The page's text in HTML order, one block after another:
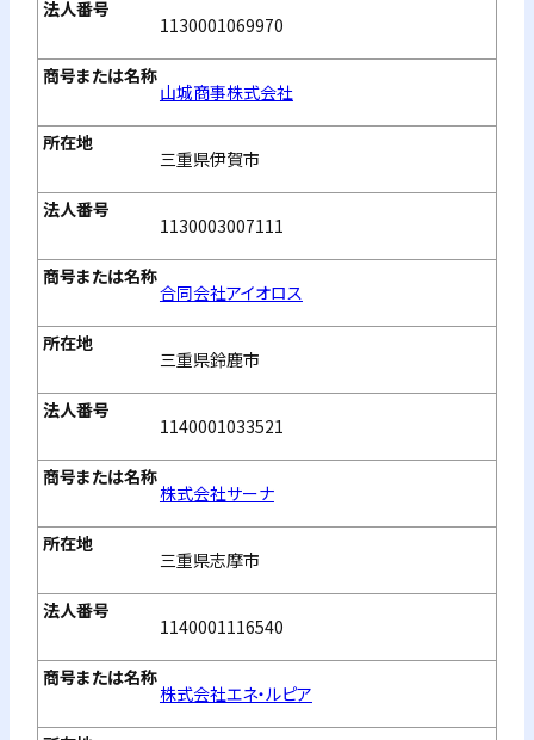
1130001069970
山城商事株式会社
三重県伊賀市
1130003007111
合同会社アイオロス
三重県鈴鹿市
1140001033521
株式会社サーナ
三重県志摩市
1140001116540
株式会社エネ・ルピア